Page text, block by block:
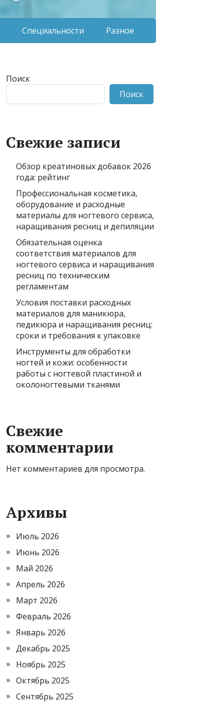
Специальности Разное
Поиск
Поиск
Свежие записи
Обзор креатиновых добавок 2026
года: рейтинг
Профессиональная косметика,
оборудование и расходные
материалы для ногтевого сервиса,
наращивания ресниц и депиляции
Обязательная оценка
соответствия материалов для
ногтевого сервиса и наращивания
ресниц по техническим
регламентам
Условия поставки расходных
материалов для маникюра,
педикюра и наращивания ресниц:
сроки и требования к упаковке
Инструменты для обработки
ногтей и кожи: особенности
работы с ногтевой пластиной и
околоногтевыми тканями
Свежие
комментарии
Нет комментариев для просмотра.
Архивы
Июль 2026
Июнь 2026
Май 2026
Апрель 2026
Март 2026
Февраль 2026
Январь 2026
Декабрь 2025
Ноябрь 2025
Октябрь 2025
Сентябрь 2025